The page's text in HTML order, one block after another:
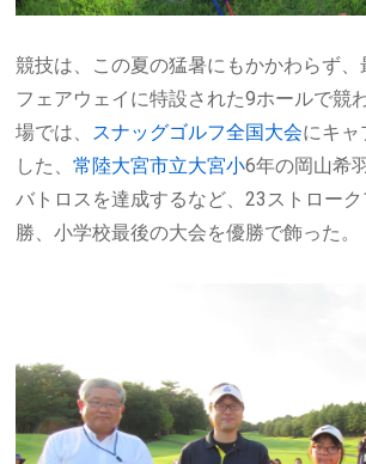
競技は、この夏の猛暑にもかかわらず
フェアウェイに特設された9ホールで競
場では、 スナッグゴルフ全国大会にキャ
した、常陸大宮市立大宮小6年の岡山希
バトロスを達成するなど、23ストロー
勝、小学校最後の大会を優勝で飾った。